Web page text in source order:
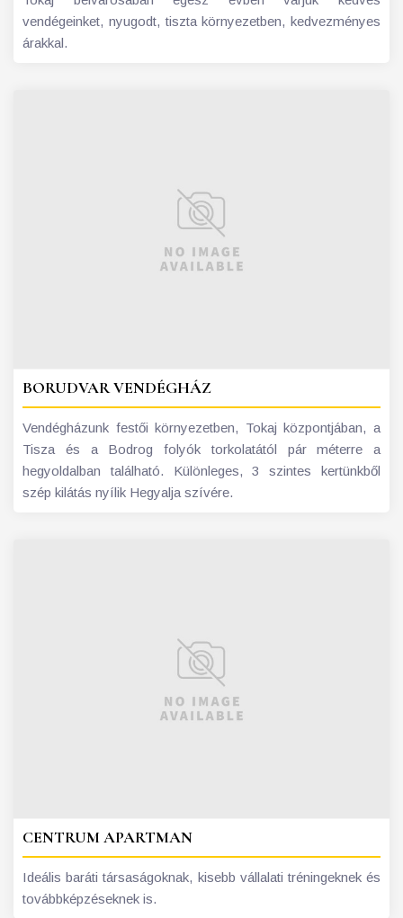
vendégeinket, nyugodt, tiszta környezetben, kedvezményes
árakkal.
BORUDVAR VENDÉGHÁZ
Vendégházunk festői környezetben, Tokaj központjában, a
Tisza és a Bodrog folyók torkolatától pár méterre a
hegyoldalban található. Különleges, 3 szintes kertünkből
szép kilátás nyílik Hegyalja szívére.
CENTRUM APARTMAN
Ideális baráti társaságoknak, kisebb vállalati tréningeknek és
továbbképzéseknek is.